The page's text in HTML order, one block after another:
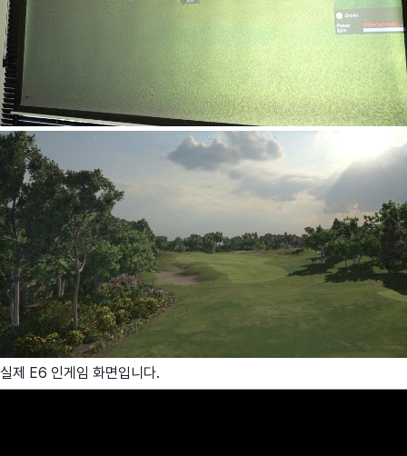
실제 E6 인게임 화면입니다.